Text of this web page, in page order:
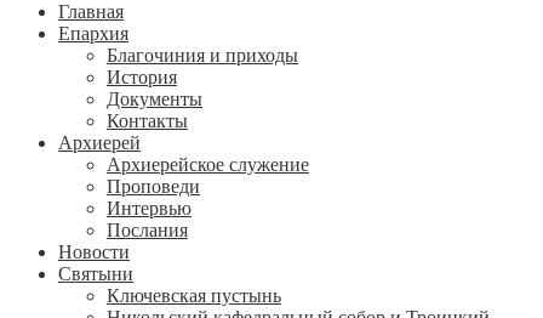
Главная
Епархия
Благочиния и приходы
История
Документы
Контакты
Архиерей
Архиерейское служение
Проповеди
Интервью
Послания
Новости
Святыни
Ключевская пустынь